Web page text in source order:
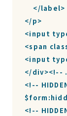
    </label>
</p>
<input
<span
<input
</div><!--
<!--
<!--